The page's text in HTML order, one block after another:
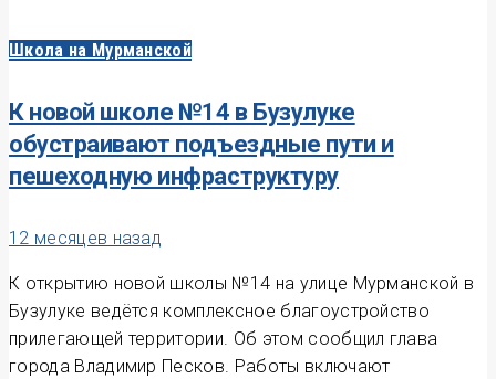
Школа на Мурманской
К новой школе №14 в Бузулуке
обустраивают подъездные пути и
пешеходную инфраструктуру
12 месяцев назад
К открытию новой школы №14 на улице Мурманской в
Бузулуке ведётся комплексное благоустройство
прилегающей территории. Об этом сообщил глава
города Владимир Песков. Работы включают